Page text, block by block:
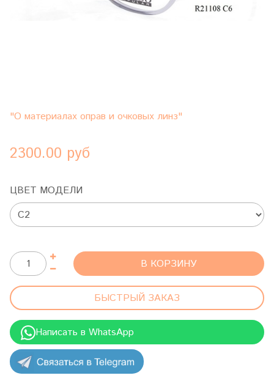
"О материалах оправ и очковых линз"
2300.00 руб
ЦВЕТ МОДЕЛИ
В КОРЗИНУ
БЫСТРЫЙ ЗАКАЗ
Написать в WhatsApp